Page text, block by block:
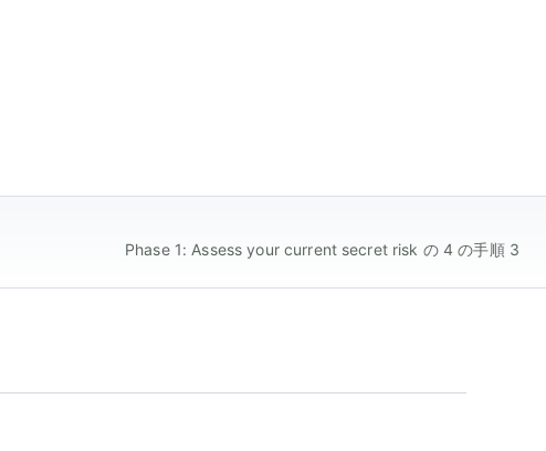
Phase 1: Assess your current secret risk の 4 の手順 3